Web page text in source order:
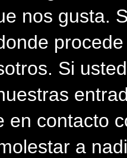
nos gusta.
Si
en contacto
a